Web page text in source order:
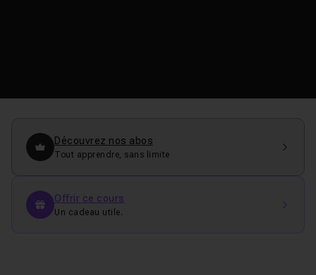
Découvrez nos abos
Tout apprendre, sans limite
Offrir ce cours
Un cadeau utile.